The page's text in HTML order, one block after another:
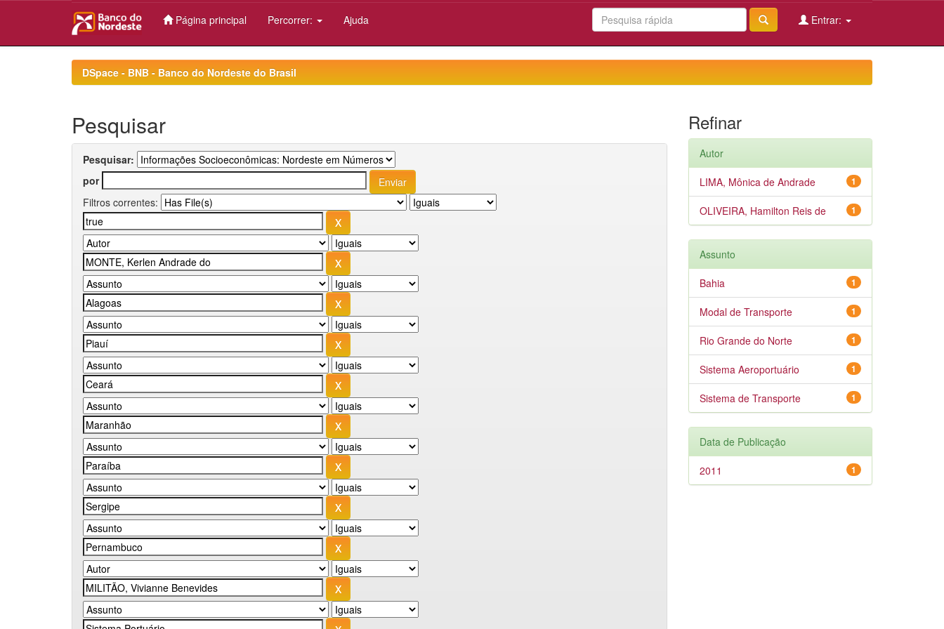
Página principal Percorrer: Ajuda Entrar:
DSpace - BNB - Banco do Nordeste do Brasil
Pesquisar
Pesquisar:
por
Filtros correntes:
Refinar
Autor
1
LIMA, Mônica de Andrade
1
OLIVEIRA, Hamilton Reis de
Assunto
1
Bahia
1
Modal de Transporte
1
Rio Grande do Norte
1
Sistema Aeroportuário
1
Sistema de Transporte
Data de Publicação
1
2011